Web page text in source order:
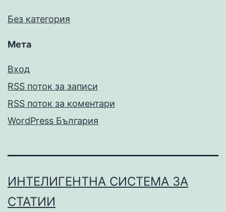
Без категория
Мета
Вход
RSS поток за записи
RSS поток за коментари
WordPress България
ИНТЕЛИГЕНТНА СИСТЕМА ЗА
СТАТИИ